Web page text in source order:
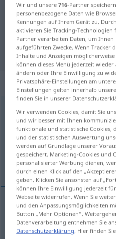
Deutsch-
für "warm"
"warm"
„warm“
warm
Übersicht aller
(Für mehr Details die
温暖的, 热心的
温暖的[wēnnuǎnde]
Wir und unsere716-Partner
personenbezogene Daten wie
Kennungen auf Ihrem Gerät zu.
aktivieren Sie Tracking-
Partner verarbeiten Daten, um Ihnen
aufgeführten Zwecke. Wenn Tracker
Inhalte und Anzeigen
können dieses Menü jederzeit
ändern oder Ihre Einwilligung zu
Privatsphäre-Einstellungen am
Einstellungen gelten innerhalb
finden Sie in unserer
Wir verwenden Cookies, damit Sie
und wir besser mit Ihnen
funktionale und statistische Cookies,
und der statistischen Auswertung
werden auf Grundlage unserer
gespeichert. Marketing-Cookies und
personalisierter Werbung dienen,
durch einen Klick auf den
geben. Klicken Sie ansonsten auf
können Ihre Einwilligung jederzeit
Webseite widerrufen. Wenn Sie
und den Anpassungsmöglichkeiten
Button „Mehr Optionen“.
Datenverarbeitung entnehmen Sie
Datenschutzerklärung. Hier finden